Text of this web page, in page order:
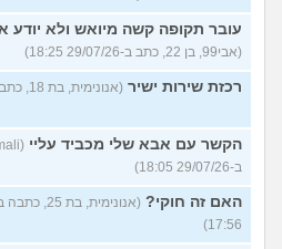
עובר תקופה קשה מיואש ולא יודע
(אבי99, בן 22, כתב ב-29/07/26 18:25)
רכזת שירות ישיר (אנונימית, בת 18, כתבה ב-29/07/26 18:16)
הקשר עם אבא שלי מכביד עליי
ב-29/07/26 18:05)
האם זה חוקי?
17:56)